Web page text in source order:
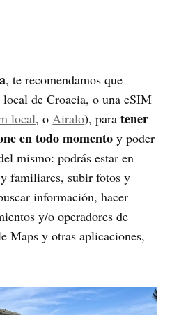
, te recomendamos que
de Croacia, o una eSIM
local, oAiralo), paratener
en todo momento y poder
mismo: podrás estar en
familiares, subir fotos y
información, hacer
y/o operadores de
Maps y otras aplicaciones,